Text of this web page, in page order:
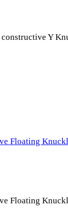
Y
Floating
Floating